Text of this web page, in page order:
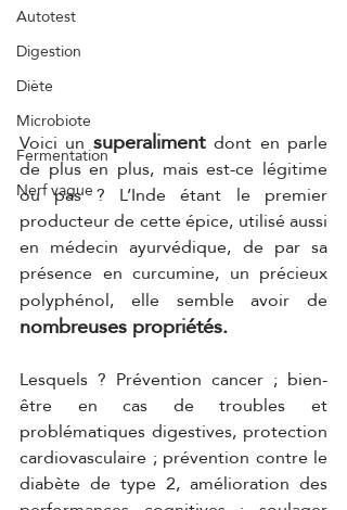
Autotest
Digestion
Diète
Microbiote
Fermentation
Nerf vague
Voici un superaliment dont en parle
de plus en plus, mais est-ce légitime
ou pas ? L’Inde étant le premier
producteur de cette épice, utilisé aussi
en médecin ayurvédique, de par sa
présence en curcumine, un précieux
polyphénol, elle semble avoir de
nombreuses propriétés.
Lesquels ? Prévention cancer ; bien-
être en cas de troubles et
problématiques digestives, protection
cardiovasculaire ; prévention contre le
diabète de type 2, amélioration des